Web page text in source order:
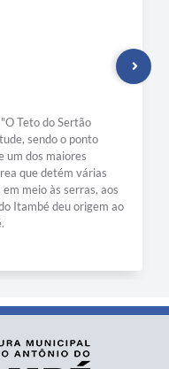
Teto do Sertão
sendo o ponto
um dos maiores
que detém várias
meio às serras, aos
Itambé deu origem ao